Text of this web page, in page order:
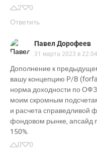
2
0
Ответить
Павел Дорофеев
31 марта 2023 в 22:04
Дополнение к
вашу концепцию P/B
норма доходности по ОФЗ
моим скромным
и расчета справедливой
фондовом рынке, апсайд
150%.
0
0